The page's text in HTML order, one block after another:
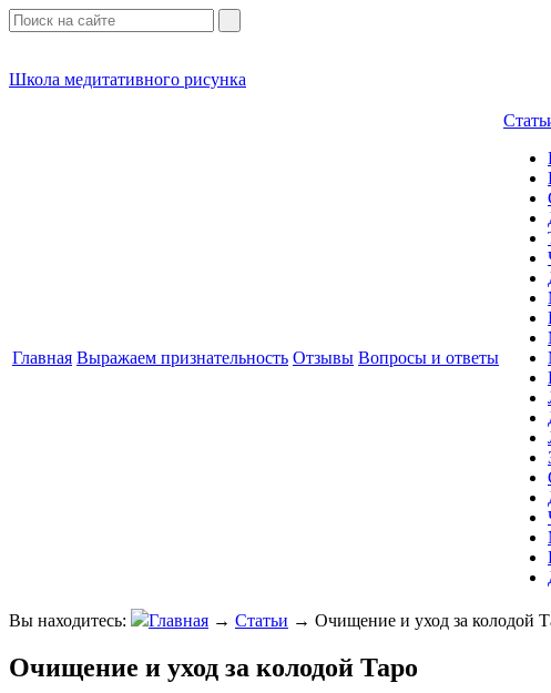
Школа медитативного рисунка
Главная Выражаем признательность Отзывы Вопросы и ответы
Вы находитесь: Главная → Статьи → Очищение и уход за колодой
Очищение и уход за колодой Таро